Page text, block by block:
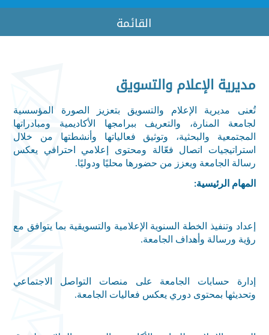
القائمة
مديرية الإعلام والتسويق
تُعنى
مديرية الإعلام والتسويق بتعزيز الصورة المؤسسية
لجامعة المنارة، والتعريف ببرامجها الأكاديمية ومبادراتها
المجتمعية والبحثية، وتوثيق فعالياتها وأنشطتها من خلال
استراتيجيات اتصال فعّالة ومحتوى إعلامي احترافي يعكس
رسالة الجامعة ويعزز من حضورها محليًا ودوليًا.
المهام الرئيسية:
إعداد وتنفيذ الخطة السنوية الإعلامية والتسويقية بما يتوافق مع
رؤية ورسالة وأهداف الجامعة.
إدارة حسابات الجامعة على منصات التواصل الاجتماعي
وتحديثها بمحتوى دوري يعكس فعاليات الجامعة.